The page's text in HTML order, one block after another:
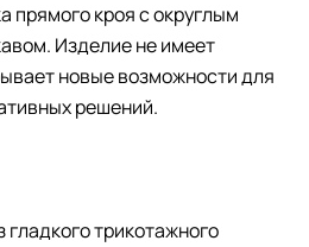
прямого кроя с округлым
Изделие не имеет
новые возможности для
решений.
трикотажного